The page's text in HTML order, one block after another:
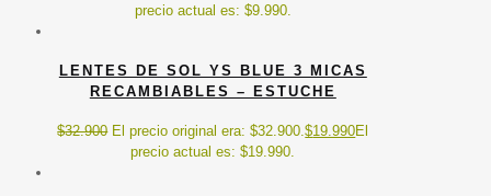
precio actual es: $9.990.
LENTES DE SOL YS BLUE 3 MICAS
RECAMBIABLES – ESTUCHE
$32.900 El precio original era: $32.900.$19.990El
precio actual es: $19.990.